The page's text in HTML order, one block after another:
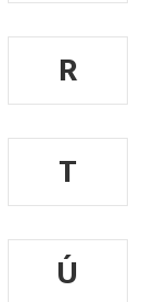
R
T
Ú